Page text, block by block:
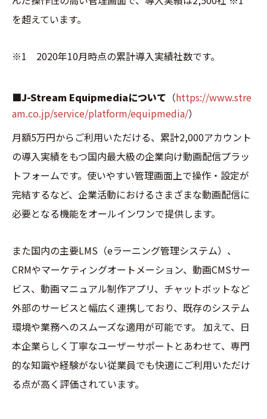
を超えています。
※1 2020年10月時点の累計導入実績社数です。
■J-Stream Equipmediaについて （https://www.stre
am.co.jp/service/platform/equipmedia/）
月額5万円からご利用いただける、累計2,000アカウント
の導入実績をもつ国内最大級の企業向け動画配信プラッ
トフォームです。使いやすい管理画面上で操作・設定が
完結するなど、企業活動におけるさまざまな動画配信に
必要となる機能をオールインワンで提供します。
また国内の主要LMS（eラーニング管理システム）、
CRMやマーケティングオートメーション、動画CMSサー
ビス、動画マニュアル制作アプリ、チャットボットなど
外部のサービスと幅広く連携しており、既存のシステム
環境や業務へのスムーズな適用が可能です。 加えて、日
本企業らしく丁寧なユーザーサポートとあわせて、専門
的な知識や経験がない従業員でも快適にご利用いただけ
る点が高く評価されています。